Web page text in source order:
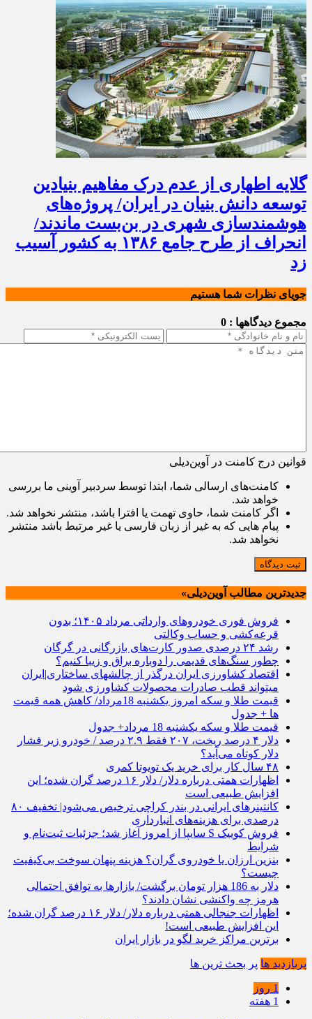
گلایه اطهاری از عدم درک مفاهیم بنیادین
توسعه دانش بنیان در ایران/ پروژه‌های
هوشمندسازی شهری در بن‌بست ماندند/
انحراف از طرح جامع ۱۳۸۶ به کشور آسیب
زد
جویای نظرات شما هستیم
مجموع دیدگاهها : 0
قوانین درج کامنت در آوین‌دیلی
کامنت‌های ارسالی شما، ابتدا توسط سردبیر آوینی ما بررسی
خواهد شد.
اگر کامنت شما، حاوی تهمت یا افترا باشد، منتشر نخواهد شد.
پیام هایی که به غیر از زبان فارسی یا غیر مرتبط باشد منتشر
نخواهد شد.
ثبت دیدگاه
جدیدترین مطالب آوین‌دیلی»
فروش فوری خودروهای وارداتی مرداد ۱۴۰۵؛ بدون
قرعه‌کشی و حساب وکالتی
رشد ۲۴ درصدی صدور کارت‌های بازرگانی در گرگان
چطور سنگ‌های قدیمی را دوباره براق و زیبا کنیم؟
اقتصاد کشاورزی ایران درگذر از چالشهای ساختاری|ایران
میتواند قطب صادرات محصولات کشاورزی شود
قیمت طلا و سکه امروز یکشنبه 18مرداد/ کاهش همه قیمت
ها + جدول
قیمت طلا و سکه یکشنبه 18 مرداد+ جدول
دلار ۴ درصد ریخت، ۲۰۷ فقط ۲.۹ درصد / خودرو زیر فشار
دلار کوتاه می‌آید؟
۴۸ سال کار برای خرید یک تویوتا کمری
اظهارات همتی درباره دلار/ دلار ۱۶ درصد گران شده؛ این
افزایش طبیعی است
کانتینرهای ایرانی در بندر کراچی ترخیص می‌شود| تخفیف ۸۰
درصدی برای هزینه‌های انبارداری
فروش کوییک S سایپا از امروز آغاز شد؛ جزئیات ثبت‌نام و
شرایط
بنزین ارزان یا خودروی گران؟ هزینه پنهان سوخت بی‌کیفیت
چیست؟
دلار به 186 هزار تومان برگشت/ بازارها به توافق احتمالی
هرمز چه واکنشی نشان دادند؟
اظهارات جنجالی همتی درباره دلار/ دلار ۱۶ درصد گران شده؛
این افزایش طبیعی است!
برترین مراکز خرید لگو در بازار ایران
پربازدید ها پر بحث ترین ها
1 روز
1 هفته